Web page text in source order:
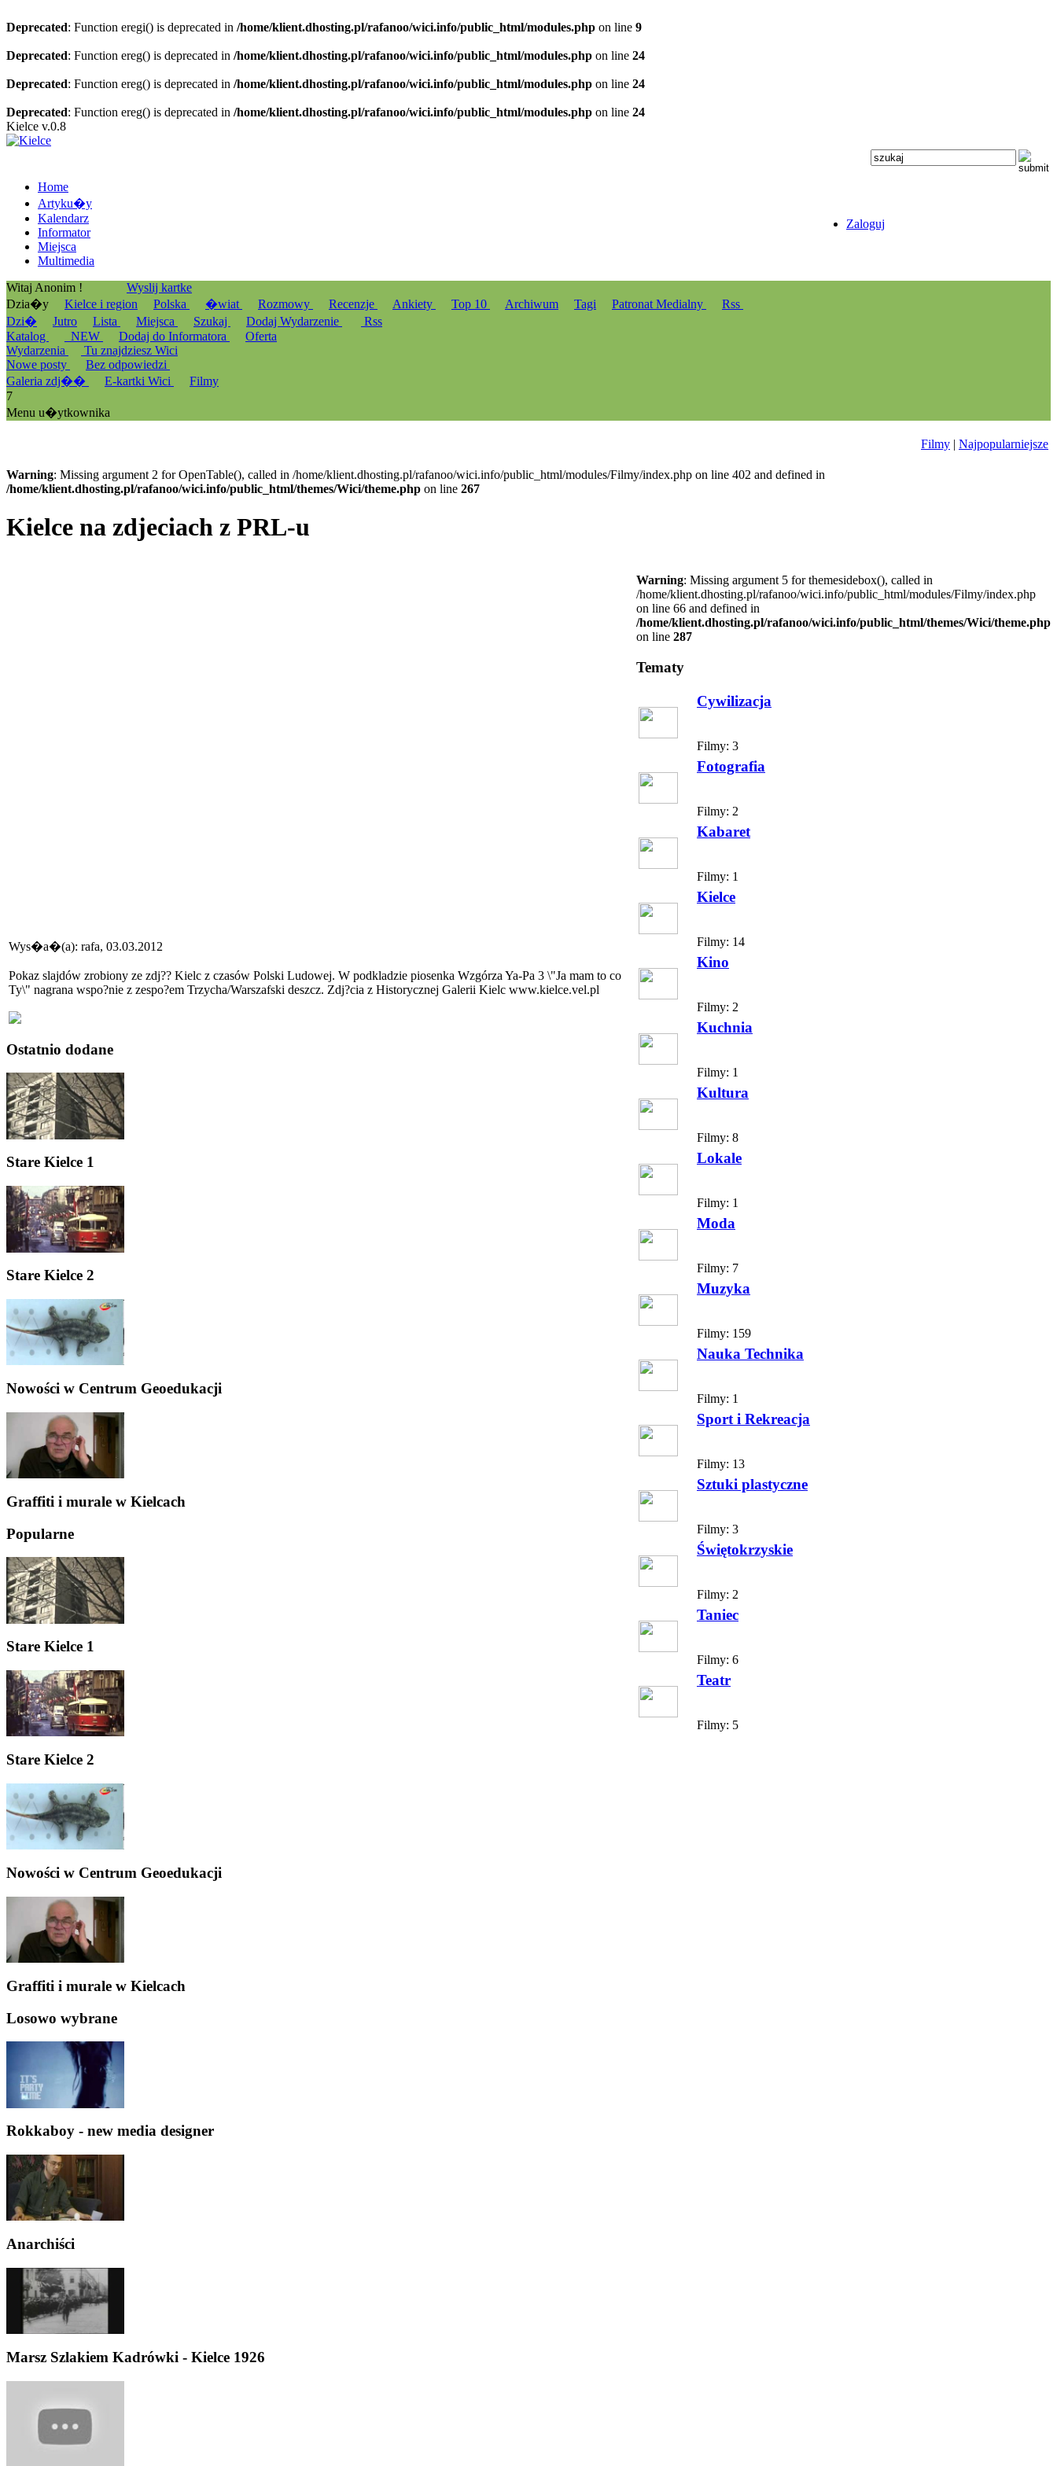
Deprecated: Function eregi() is deprecated in /home/klient.dhosting.pl/rafanoo/wici.info/public_html/modules.php on line 9
Deprecated: Function ereg() is deprecated in /home/klient.dhosting.pl/rafanoo/wici.info/public_html/modules.php on line 24
Deprecated: Function ereg() is deprecated in /home/klient.dhosting.pl/rafanoo/wici.info/public_html/modules.php on line 24
Deprecated: Function ereg() is deprecated in /home/klient.dhosting.pl/rafanoo/wici.info/public_html/modules.php on line 24
Kielce v.0.8
Home
Artyku�y
Kalendarz
Informator
Miejsca
Multimedia
Zaloguj
Witaj Anonim !
Wyslij kartke
Dzia�y
Kielce i region Polska �wiat Rozmowy Recenzje Ankiety Top 10 Archiwum Tagi Patronat Medialny
Rss
Dzi�
Jutro Lista Miejsca Szukaj Dodaj Wydarzenie
Rss
Katalog
_NEW Dodaj do Informatora
Oferta
Wydarzenia
Tu znajdziesz Wici
Nowe posty
Bez odpowiedzi
Galeria zdj��
E-kartki Wici
Filmy
7
Menu u�ytkownika
Filmy | Najpopularniejsze
Warning: Missing argument 2 for OpenTable(), called in /home/klient.dhosting.pl/rafanoo/wici.info/public_html/modules/Filmy/index.php on line 402 and defined in
/home/klient.dhosting.pl/rafanoo/wici.info/public_html/themes/Wici/theme.php on line 267
Kielce na zdjeciach z PRL-u
Wys�a�(a): rafa, 03.03.2012
Pokaz slajdów zrobiony ze zdj?? Kielc z czasów Polski Ludowej. W podkladzie piosenka Wzgórza Ya-Pa 3 \"Ja mam to co
Ty\" nagrana wspo?nie z zespo?em Trzycha/Warszafski deszcz. Zdj?cia z Historycznej Galerii Kielc www.kielce.vel.pl
Ostatnio dodane
Stare Kielce 1
Stare Kielce 2
Nowości w Centrum Geoedukacji
Graffiti i murale w Kielcach
Popularne
Stare Kielce 1
Stare Kielce 2
Nowości w Centrum Geoedukacji
Graffiti i murale w Kielcach
Losowo wybrane
Rokkaboy - new media designer
Anarchiści
Marsz Szlakiem Kadrówki - Kielce 1926
Warning: Missing argument 5 for themesidebox(), called in
/home/klient.dhosting.pl/rafanoo/wici.info/public_html/modules/Filmy/index.php
on line 66 and defined in
/home/klient.dhosting.pl/rafanoo/wici.info/public_html/themes/Wici/theme.php
on line 287
Tematy
Cywilizacja
Filmy: 3
Fotografia
Filmy: 2
Kabaret
Filmy: 1
Kielce
Filmy: 14
Kino
Filmy: 2
Kuchnia
Filmy: 1
Kultura
Filmy: 8
Lokale
Filmy: 1
Moda
Filmy: 7
Muzyka
Filmy: 159
Nauka Technika
Filmy: 1
Sport i Rekreacja
Filmy: 13
Sztuki plastyczne
Filmy: 3
Świętokrzyskie
Filmy: 2
Taniec
Filmy: 6
Teatr
Filmy: 5